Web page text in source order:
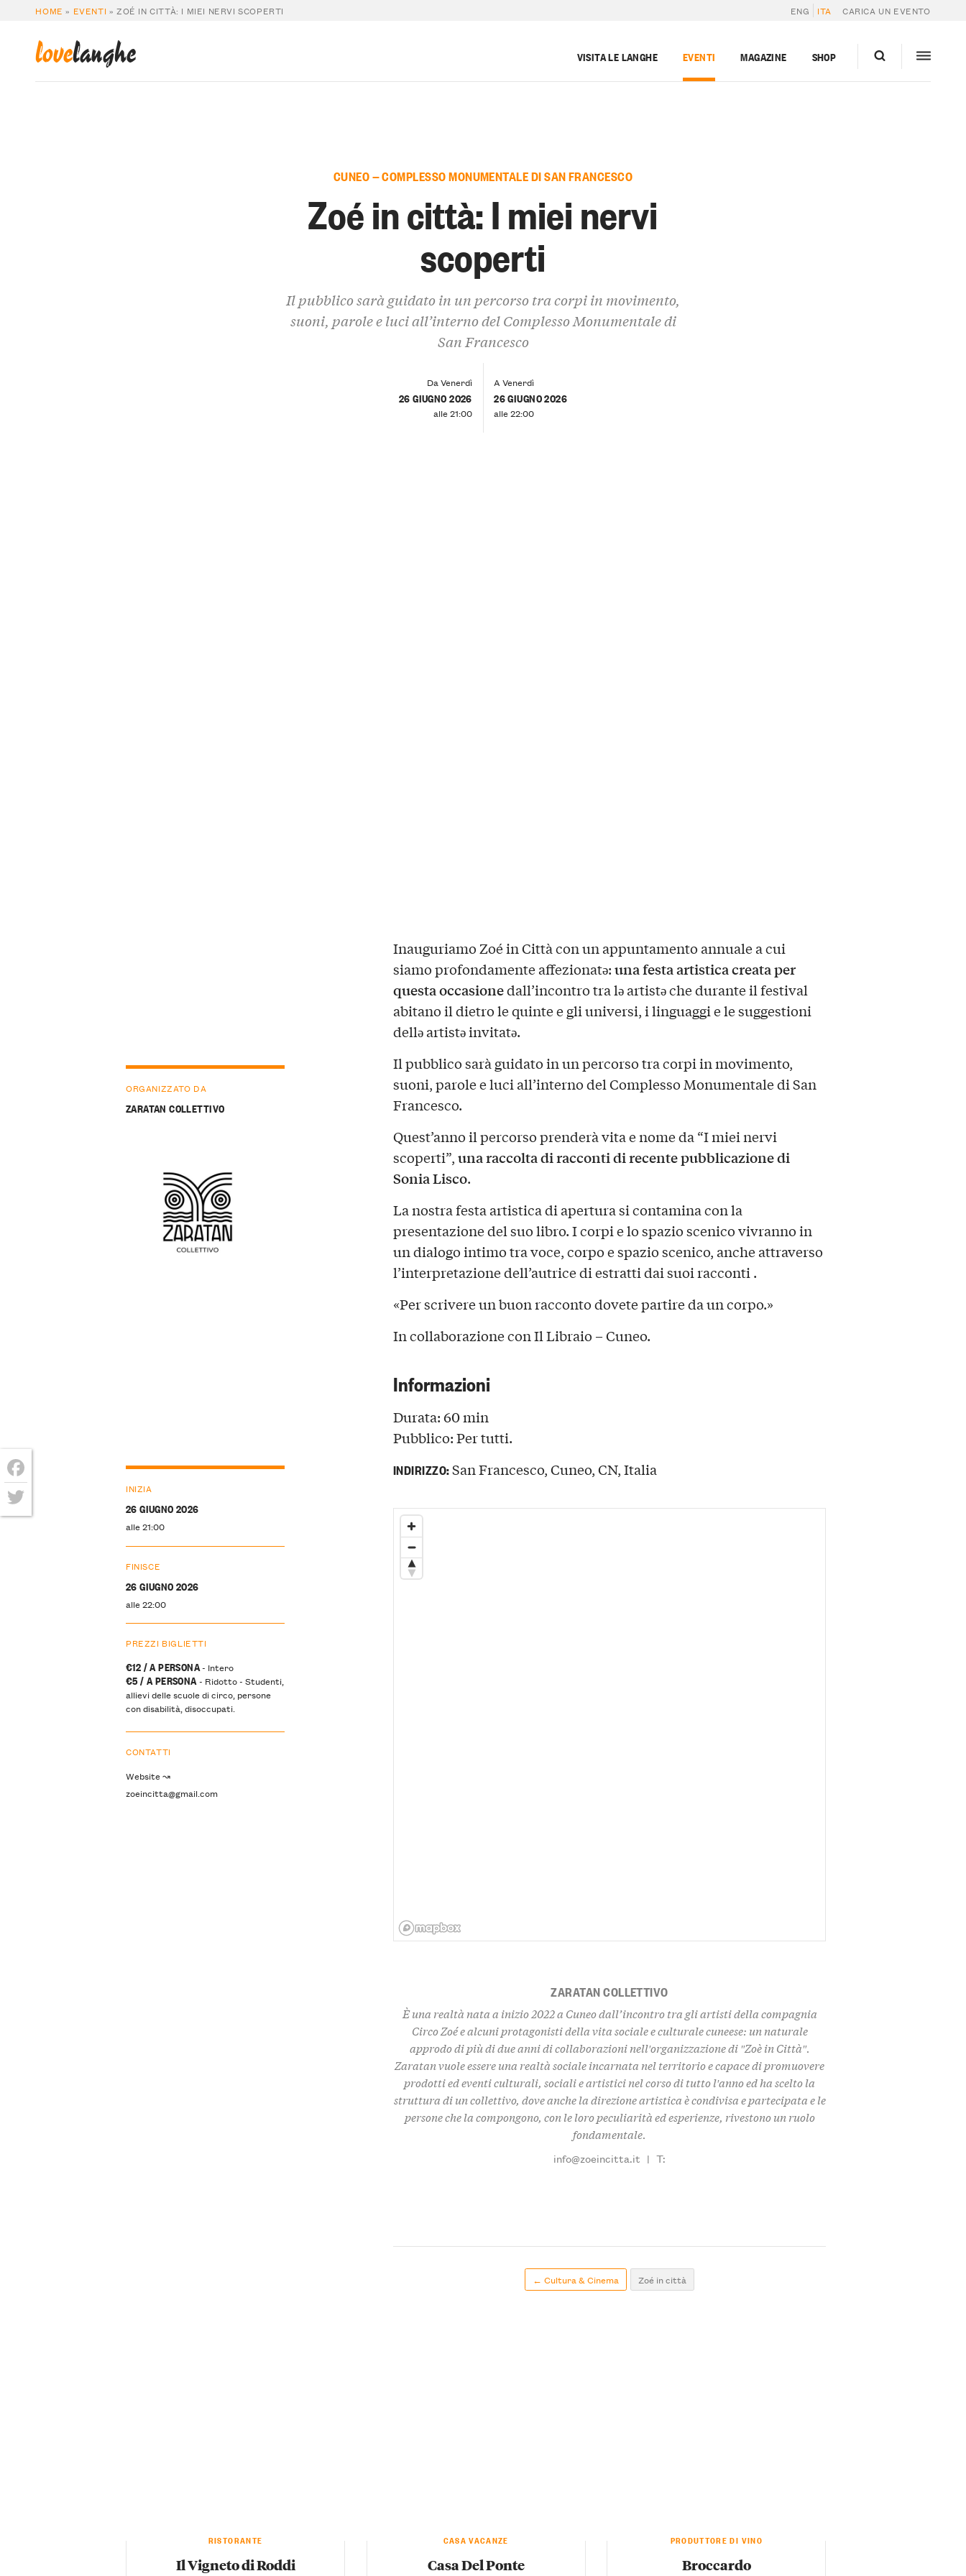
HOME » EVENTI »ZOÉ IN CITTÀ: I MIEI NERVI SCOPERTI ENG ITA CARICA UN EVENTO
lovelanghe VISITA LE LANGHE EVENTI MAGAZINE SHOP
CUNEO — COMPLESSO MONUMENTALE DI SAN FRANCESCO
Zoé in città: I miei nervi
scoperti
Il pubblico sarà guidato in un percorso tra corpi in movimento,
suoni, parole e luci all’interno del Complesso Monumentale di
San Francesco
Da Venerdì
26 GIUGNO 2026
alle 21:00
A Venerdì
26 GIUGNO 2026
alle 22:00
Inauguriamo Zoé in Città con un appuntamento annuale a cui
siamo profondamente affezionatə:una festa artistica creata per
questa occasionedall’incontro tra lə artistə che durante il festival
abitano il dietro le quinte e gli universi, i linguaggi e le suggestioni
dellə artistə invitatə.
Il pubblico sarà guidato in un percorso tra corpi in movimento,
suoni, parole e luci all’interno del Complesso Monumentale di San
Francesco.
Quest’anno il percorso prenderà vita e nome da “I miei nervi
scoperti”,una raccolta di racconti di recente pubblicazione di
Sonia Lisco.
La nostra festa artistica di apertura si contamina con la
presentazione del suo libro. I corpi e lo spazio scenico vivranno in
un dialogo intimo tra voce, corpo e spazio scenico, anche attraverso
l’interpretazione dell’autrice di estratti dai suoi racconti .
«Per scrivere un buon racconto dovete partire da un corpo.»
In collaborazione con Il Libraio – Cuneo.
Informazioni
Durata: 60 min
Pubblico: Per tutti.
ORGANIZZATO DA
ZARATAN COLLETTIVO
INIZIA
26 GIUGNO 2026
alle 21:00
FINISCE
26 GIUGNO 2026
alle 22:00
PREZZI BIGLIETTI
€12 / A PERSONA- Intero
€5 / A PERSONA- Ridotto - Studenti,
allievi delle scuole di circo, persone
con disabilità, disoccupati.
CONTATTI
Website ↝
zoeincitta@gmail.com
INDIRIZZO:San Francesco, Cuneo, CN, Italia
ZARATAN COLLETTIVO
È una realtà nata a inizio 2022 a Cuneo dall’incontro tra gli artisti della compagnia
Circo Zoé e alcuni protagonisti della vita sociale e culturale cuneese: un naturale
approdo di più di due anni di collaborazioni nell′organizzazione di ″Zoè in Città″.
Zaratan vuole essere una realtà sociale incarnata nel territorio e capace di promuovere
prodotti ed eventi culturali, sociali e artistici nel corso di tutto l′anno ed ha scelto la
struttura di un collettivo, dove anche la direzione artistica è condivisa e partecipata e le
persone che la compongono, con le loro peculiarità ed esperienze, rivestono un ruolo
fondamentale.
info@zoeincitta.it | T:
← Cultura & Cinema Zoé in città
RISTORANTE
Il Vigneto di Roddi
CASA VACANZE
Casa Del Ponte
PRODUTTORE DI VINO
Broccardo
Facebook
Twitter